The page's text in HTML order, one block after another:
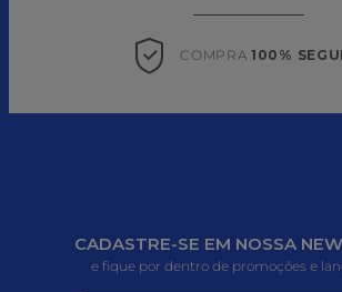
COMPRA 100%
CADASTRE-SE EM NOSSA
e fique por dentro de promoções e